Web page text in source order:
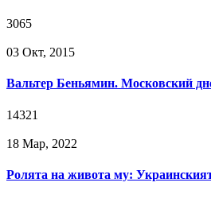
3065
03 Окт, 2015
Вальтер Беньямин. Московский
14321
18 Мар, 2022
Ролята на живота му: